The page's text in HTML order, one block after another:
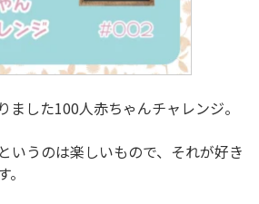
ました100人赤ちゃんチャレンジ。
いうのは楽しいもので、それが好き